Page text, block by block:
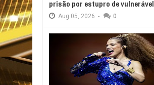
prisão por estupro de vulnerável
Aug 05, 2026 - 0